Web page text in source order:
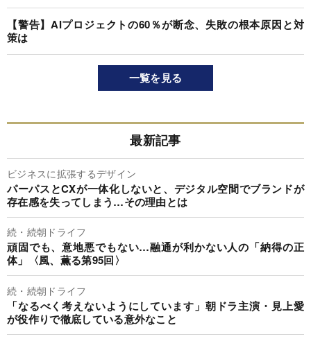
【警告】AIプロジェクトの60％が断念、失敗の根本原因と対
策は
一覧を見る
最新記事
ビジネスに拡張するデザイン
パーパスとCXが一体化しないと、デジタル空間でブランドが
存在感を失ってしまう…その理由とは
続・続朝ドライフ
頑固でも、意地悪でもない…融通が利かない人の「納得の正
体」〈風、薫る第95回〉
続・続朝ドライフ
「なるべく考えないようにしています」朝ドラ主演・見上愛
が役作りで徹底している意外なこと